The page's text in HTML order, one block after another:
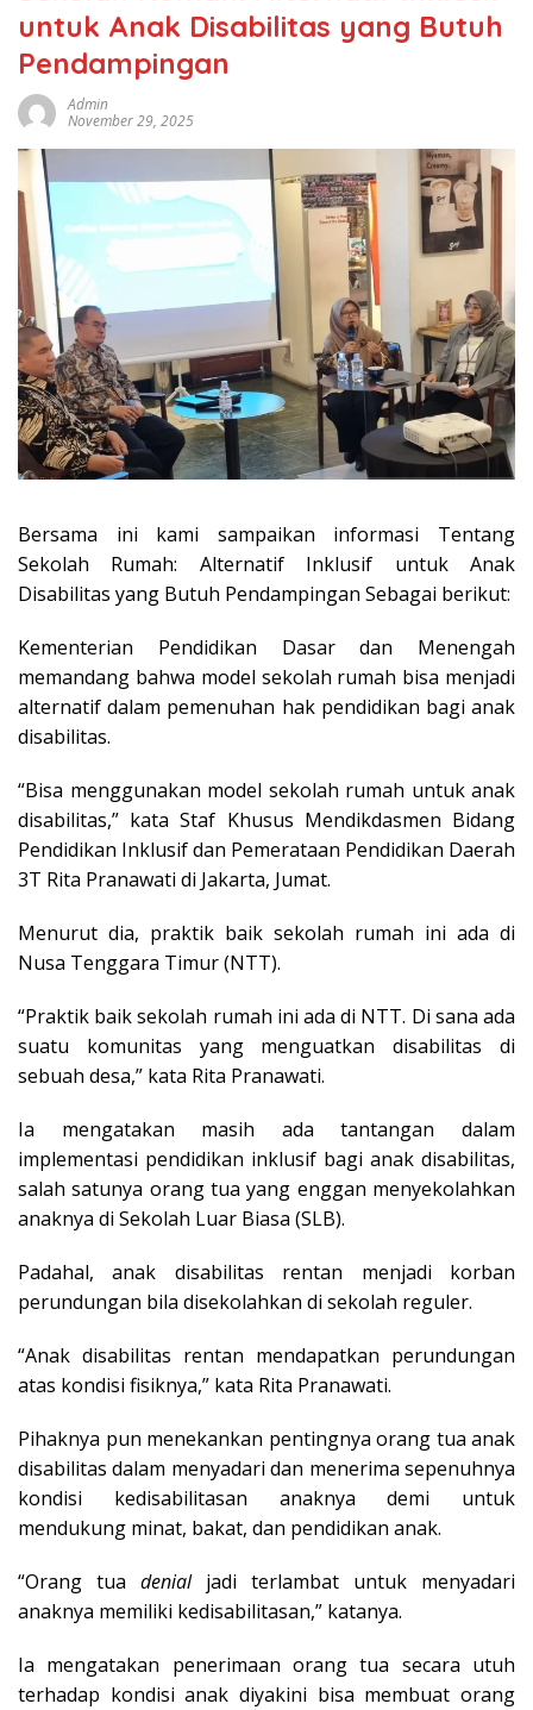
untuk Anak Disabilitas yang Butuh
Pendampingan
Admin
November 29, 2025
Bersama ini kami sampaikan informasi Tentang
Sekolah Rumah: Alternatif Inklusif untuk Anak
Disabilitas yang Butuh Pendampingan Sebagai berikut:
Kementerian Pendidikan Dasar dan Menengah
memandang bahwa model sekolah rumah bisa menjadi
alternatif dalam pemenuhan hak pendidikan bagi anak
disabilitas.
“Bisa menggunakan model sekolah rumah untuk anak
disabilitas,” kata Staf Khusus Mendikdasmen Bidang
Pendidikan Inklusif dan Pemerataan Pendidikan Daerah
3T Rita Pranawati di Jakarta, Jumat.
Menurut dia, praktik baik sekolah rumah ini ada di
Nusa Tenggara Timur (NTT).
“Praktik baik sekolah rumah ini ada di NTT. Di sana ada
suatu komunitas yang menguatkan disabilitas di
sebuah desa,” kata Rita Pranawati.
Ia mengatakan masih ada tantangan dalam
implementasi pendidikan inklusif bagi anak disabilitas,
salah satunya orang tua yang enggan menyekolahkan
anaknya di Sekolah Luar Biasa (SLB).
Padahal, anak disabilitas rentan menjadi korban
perundungan bila disekolahkan di sekolah reguler.
“Anak disabilitas rentan mendapatkan perundungan
atas kondisi fisiknya,” kata Rita Pranawati.
Pihaknya pun menekankan pentingnya orang tua anak
disabilitas dalam menyadari dan menerima sepenuhnya
kondisi kedisabilitasan anaknya demi untuk
mendukung minat, bakat, dan pendidikan anak.
“Orang tua denialjadi terlambat untuk menyadari
anaknya memiliki kedisabilitasan,” katanya.
Ia mengatakan penerimaan orang tua secara utuh
terhadap kondisi anak diyakini bisa membuat orang